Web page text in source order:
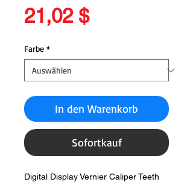
21,02 $Preis
Farbe *
In den Warenkorb
Sofortkauf
Digital Display Vernier Caliper Teeth